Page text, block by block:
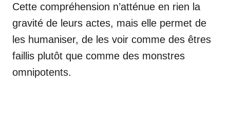
Cette compréhension n’atténue en rien la
gravité de leurs actes, mais elle permet de
les humaniser, de les voir comme des êtres
faillis plutôt que comme des monstres
omnipotents.